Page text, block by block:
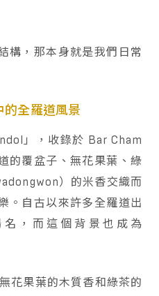
構，那本身就是我們日常
的全羅道風景
」，收錄於 Bar Cham
的覆盆子、無花果葉、綠
）的米香交織而
。自古以來許多全羅道出
，而這個背景也成為
花果葉的木質香和綠茶的